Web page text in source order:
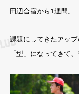
田辺合宿から1週間。
課題にしてきたアッ
「型」になってきて